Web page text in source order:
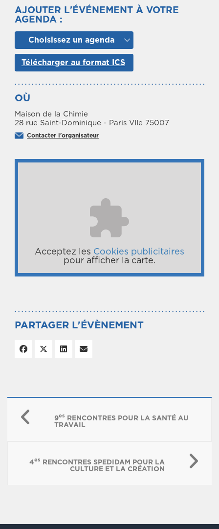
AJOUTER L'ÉVÉNEMENT À VOTRE
AGENDA :
Choisissez un agenda
Télécharger au format ICS
OÙ
Maison de la Chimie
28 rue Saint-Dominique - Paris VIIe 75007
Contacter l'organisateur
Acceptez les Cookies publicitaires
pour afficher la carte.
PARTAGER L'ÉVÈNEMENT
9es
RENCONTRES POUR LA SANTÉ AU
TRAVAIL
4es
RENCONTRES SPEDIDAM POUR LA
CULTURE ET LA CRÉATION